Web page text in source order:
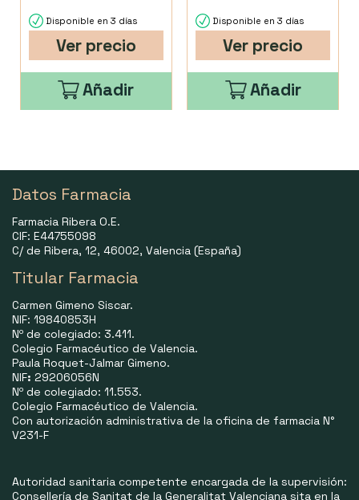
Disponible en 3 días
Ver precio
Añadir
Disponible en 3 días
Ver precio
Añadir
Datos Farmacia
Farmacia Ribera O.E.
CIF: E44755098
C/ de Ribera, 12, 46002, Valencia (España)
Titular Farmacia
Carmen Gimeno Siscar.
NIF: 19840853H
Nº de colegiado: 3.411.
Colegio Farmacéutico de Valencia.
Paula Roquet-Jalmar Gimeno.
NIF: 29206056N
Nº de colegiado: 11.553.
Colegio Farmacéutico de Valencia.
Con autorización administrativa de la oficina de farmacia N°
V231-F
Autoridad sanitaria competente encargada de la supervisión:
Consellería de Sanitat de la Generalitat Valenciana sita en la